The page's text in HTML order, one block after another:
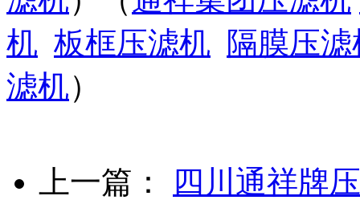
机 板框压滤机 隔膜压滤
滤机）
上一篇：
四川通祥牌